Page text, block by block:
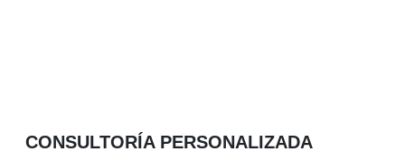
CONSULTORÍA PERSONALIZADA